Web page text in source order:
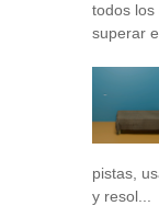
todos los
superar
pistas,
y resol...